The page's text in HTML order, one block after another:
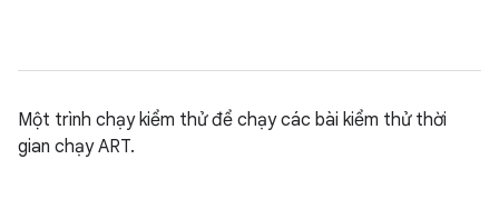
Một trình chạy kiểm thử để chạy các bài kiểm thử thời
gian chạy ART.